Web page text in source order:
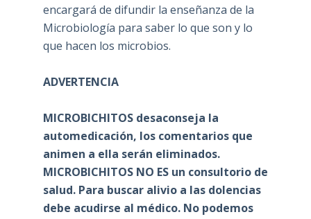
encargará de difundir la enseñanza de la
Microbiología para saber lo que son y lo
que hacen los microbios.
ADVERTENCIA
MICROBICHITOS desaconseja la
automedicación, los comentarios que
animen a ella serán eliminados.
MICROBICHITOS NO ES un consultorio de
salud. Para buscar alivio a las dolencias
debe acudirse al médico. No podemos